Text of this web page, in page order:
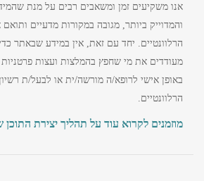
אנו משקיעים זמן ומשאבים רבים על מנת
והמדוייק ביותר, מגובה במקורות מדעיים
הרלוונטיים. יחד עם זאת, אין במידע שבאתר
מעודדים את מי שחפץ בהמלצות ועצות פרטניות
באופן אישי לרופא/ה מורשה/ית או לבעל/ת
הרלוונטיים.
מוזמנים לקרוא עוד על תהליך יצירת התוכן